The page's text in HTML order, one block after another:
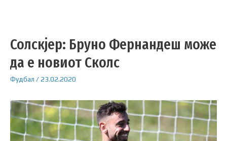
Солскјер: Бруно Фернандеш може
да е новиот Сколс
Фудбал /23.02.2020